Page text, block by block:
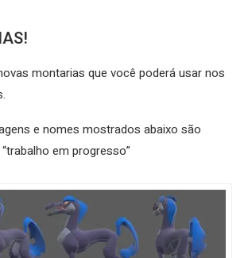
montarias que você poderá usar nos
e nomes mostrados abaixo são
em progresso”